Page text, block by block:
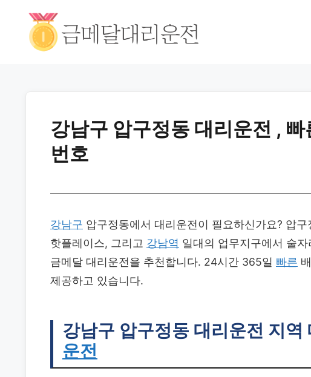
강남구 압구정동 대리운전 ,
번호
강남구 압구정동에서 대리운전이 필요하신가요? 압
핫플레이스, 그리고 강남역 일대의 업무지구에서 술
금메달 대리운전을 추천합니다. 24시간 365일 빠른
제공하고 있습니다.
강남구 압구정동 대리운전 지역
운전